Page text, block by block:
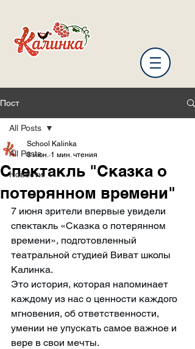
Пост
All Posts
Новости
All Posts
Спектакль "Сказка о
потерянном времени"
School Kalinka
8 июн. 1 мин. чтения
7 июня зрители впервые увидели
спектакль «Сказка о потерянном
времени», подготовленный
театральной студией Виват школы
Калинка.
Это история, которая напоминает
каждому из нас о ценности каждого
мгновения, об ответственности,
умении не упускать самое важное и
вере в свои мечты.